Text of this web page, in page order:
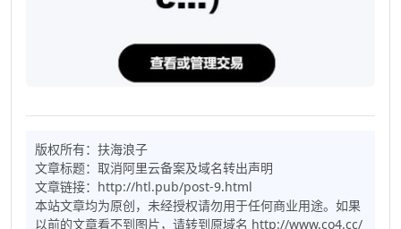
版权所有： 扶海浪子
文章标题： 取消阿里云备案及域名转出声明
文章链接：http://htl.pub/post-9.html
本站文章均为原创，未经授权请勿用于任何商业用途。如果
以前的文章看不到图片，请转到原域名 http://www.co4.cc/